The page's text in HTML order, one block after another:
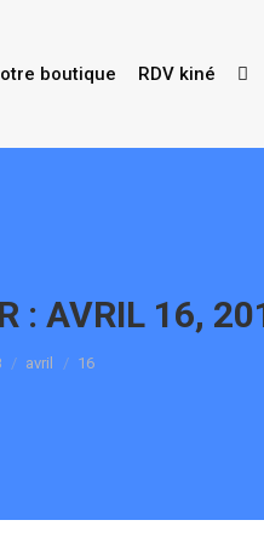
boutique RDV kiné
: AVRIL 16,
avril 16